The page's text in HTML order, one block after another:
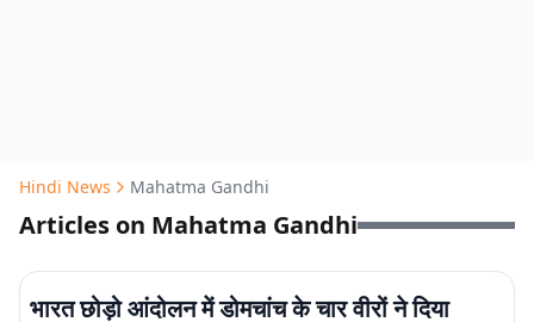
Hindi News Mahatma Gandhi
Articles on Mahatma Gandhi
भारत छोड़ो आंदोलन में डोमचांच के चार वीरों ने दिया